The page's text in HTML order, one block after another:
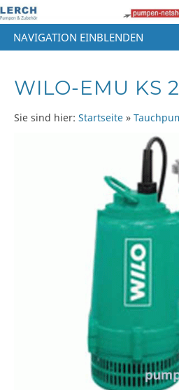
NAVIGATION EINBLENDEN
WILO-EMU KS
Sie sind hier: Startseite »